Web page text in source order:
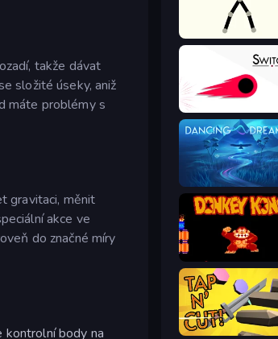
takže dávat
složité úseky, aniž
máte problémy s
gravitaci, měnit
akce ve
do značné míry
kontrolní body na
Stick Animator
Switch!
Dancing Dreamer
Donkey Kong Returns
Tap 'n Cut